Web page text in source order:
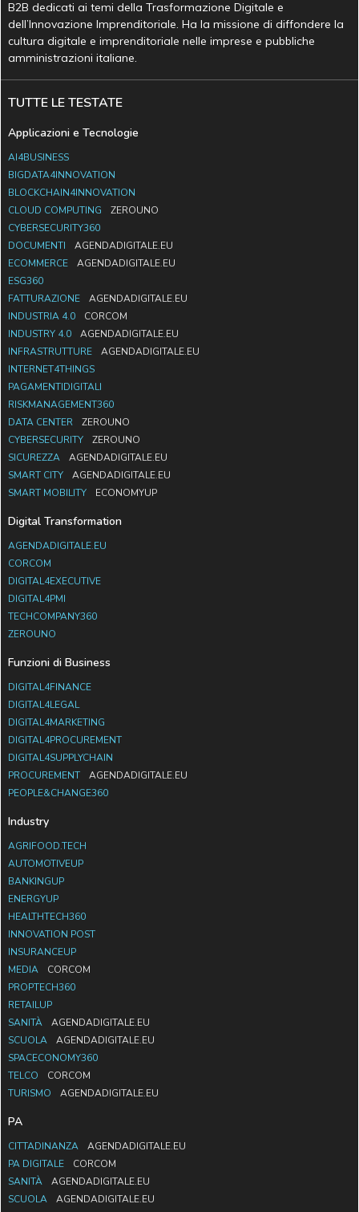
B2B dedicati ai temi della Trasformazione Digitale e
dell’Innovazione Imprenditoriale. Ha la missione di diffondere la
cultura digitale e imprenditoriale nelle imprese e pubbliche
amministrazioni italiane.
TUTTE LE TESTATE
Applicazioni e Tecnologie
AI4BUSINESS
BIGDATA4INNOVATION
BLOCKCHAIN4INNOVATION
CLOUD COMPUTING
ZEROUNO
CYBERSECURITY360
DOCUMENTI
AGENDADIGITALE.EU
ECOMMERCE
AGENDADIGITALE.EU
ESG360
FATTURAZIONE
AGENDADIGITALE.EU
INDUSTRIA 4.0
CORCOM
INDUSTRY 4.0
AGENDADIGITALE.EU
INFRASTRUTTURE
AGENDADIGITALE.EU
INTERNET4THINGS
PAGAMENTIDIGITALI
RISKMANAGEMENT360
DATA CENTER
ZEROUNO
CYBERSECURITY
ZEROUNO
SICUREZZA
AGENDADIGITALE.EU
SMART CITY
AGENDADIGITALE.EU
SMART MOBILITY
ECONOMYUP
Digital Transformation
AGENDADIGITALE.EU
CORCOM
DIGITAL4EXECUTIVE
DIGITAL4PMI
TECHCOMPANY360
ZEROUNO
Funzioni di Business
DIGITAL4FINANCE
DIGITAL4LEGAL
DIGITAL4MARKETING
DIGITAL4PROCUREMENT
DIGITAL4SUPPLYCHAIN
PROCUREMENT
AGENDADIGITALE.EU
PEOPLE&CHANGE360
Industry
AGRIFOOD.TECH
AUTOMOTIVEUP
BANKINGUP
ENERGYUP
HEALTHTECH360
INNOVATION POST
INSURANCEUP
MEDIA
CORCOM
PROPTECH360
RETAILUP
SANITÀ
AGENDADIGITALE.EU
SCUOLA
AGENDADIGITALE.EU
SPACECONOMY360
TELCO
CORCOM
TURISMO
AGENDADIGITALE.EU
PA
CITTADINANZA
AGENDADIGITALE.EU
PA DIGITALE
CORCOM
SANITÀ
AGENDADIGITALE.EU
SCUOLA
AGENDADIGITALE.EU